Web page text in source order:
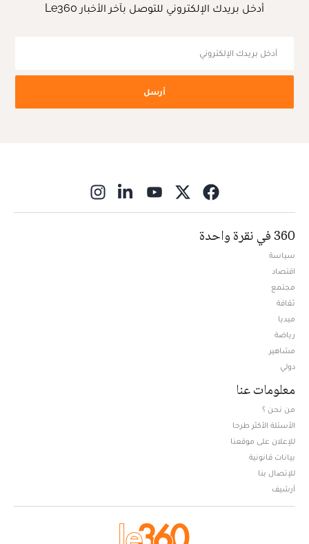
أدخل بريدك الإلكتروني للتوصل بآخر الأخبار Le360
أرسل
360 في نقرة واحدة
سياسة
اقتصاد
مجتمع
ثقافة
ميديا
رياضة
مشاهير
دولي
معلومات عنا
من نحن ؟
الأسئلة الأكثر طرحا
للإعلان على موقعنا
بيانات قانونية
للإتصال بنا
أرشيف